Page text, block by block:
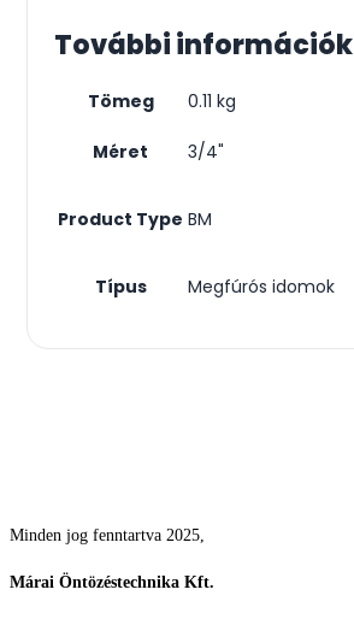
További információk
Tömeg 0.11 kg
Méret 3/4"
Product Type BM
Típus Megfúrós idomok
Minden jog fenntartva 2025,
Márai Öntözéstechnika Kft.